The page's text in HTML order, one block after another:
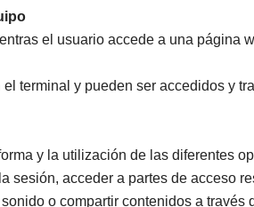
el usuario accede a una página
terminal y pueden ser accedidos y
y la utilización de las diferentes
sesión, acceder a partes de acceso
o compartir contenidos a través